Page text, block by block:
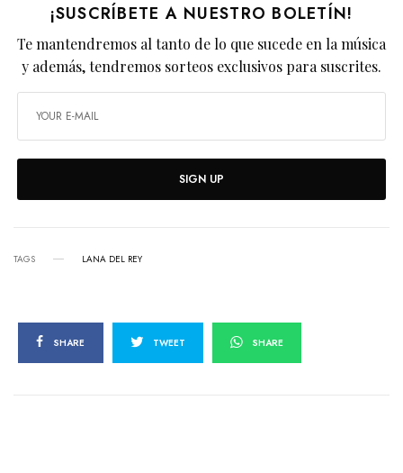
¡SUSCRÍBETE A NUESTRO BOLETÍN!
Te mantendremos al tanto de lo que sucede en la música
y además, tendremos sorteos exclusivos para suscrites.
SIGN UP
TAGS LANA DEL REY
SHARE TWEET SHARE